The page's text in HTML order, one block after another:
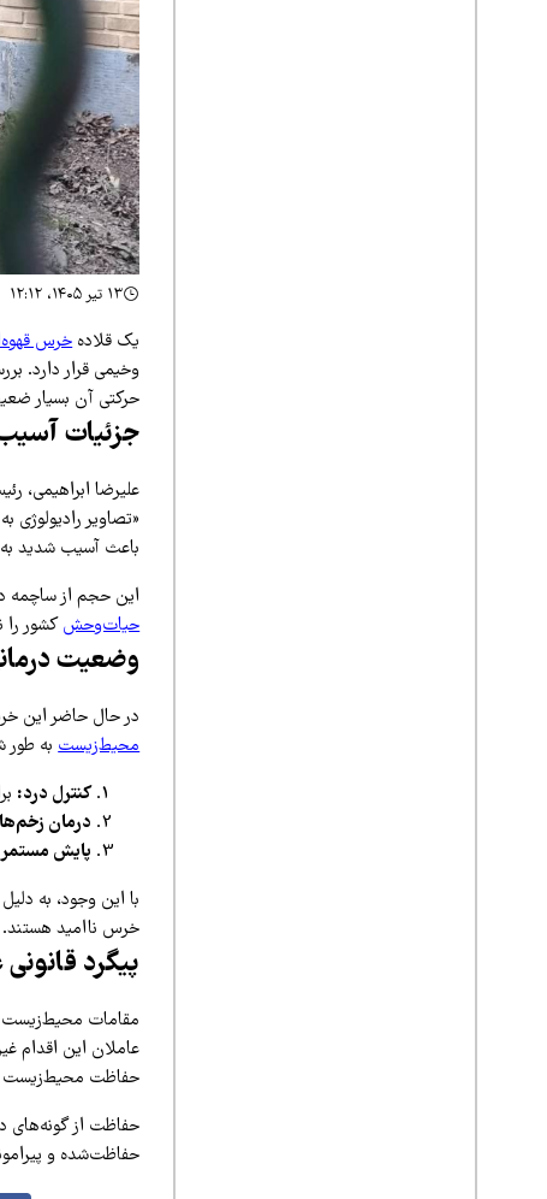
۱۳ تیر ۱۴۰۵، ۱۲:۱۲
یک قلادهخرس
وخیمی قرار دارد.
حرکتی آن بسیار
جزئیات آسیب‌دیدگی؛
باعث آسیب شدید
این حجم از ساچمه
حیات‌وحشکشور
وضعیت
در حال حاضر این
محیط‌زیستبه طور
کنترل درد:
درمان
پایش
با این وجود، به
خرس ناامید هستند.
پیگرد
مقامات محیط‌زیست
عاملان این اقدام
حفاظت محیط‌زیست
حفاظت از گونه‌های
حفاظت‌شده و